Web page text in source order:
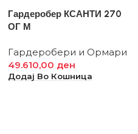
Гардеробер КСАНТИ 270
ОГ М
Гардеробери и Ормари
49.610,00 ден
Додај Во Кошница